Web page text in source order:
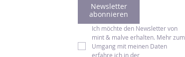
Newsletter
abonnieren
Ich möchte den Newsletter von
mint & malve erhalten. Mehr zum
Umgang mit meinen Daten